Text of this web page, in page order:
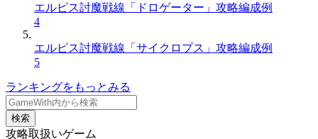
エルピス討魔戦線「ドロゲーター」攻略編成例
4
エルピス討魔戦線「サイクロプス」攻略編成例
5
ランキングをもっとみる
検索
攻略取扱いゲーム